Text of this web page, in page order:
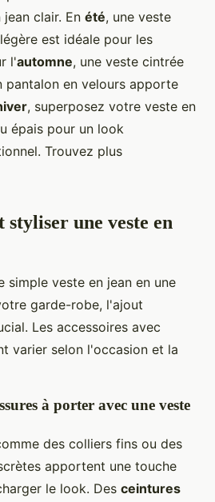
clair. En été, une veste
est idéale pour les
l'automne, une veste cintrée
pantalon en velours apporte
, superposez votre veste en
épais pour un look
Trouvez plus
styliser une veste en
simple veste en jean en une
garde-robe, l'ajout
Les accessoires avec
varier selon l'occasion et la
à porter avec une veste
des colliers fins ou des
apportent une touche
le look. Des ceintures